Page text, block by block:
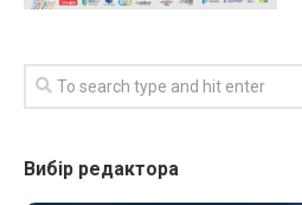
Вибір редактора